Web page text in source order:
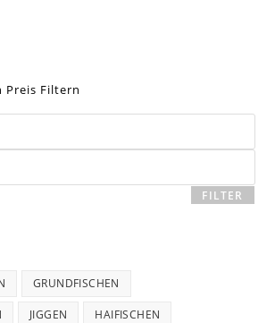
Preis Filtern
FILTER
GRUNDFISCHEN
JIGGEN HAIFISCHEN